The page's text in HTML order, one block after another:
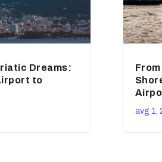
Dreams:
to
avg 1,